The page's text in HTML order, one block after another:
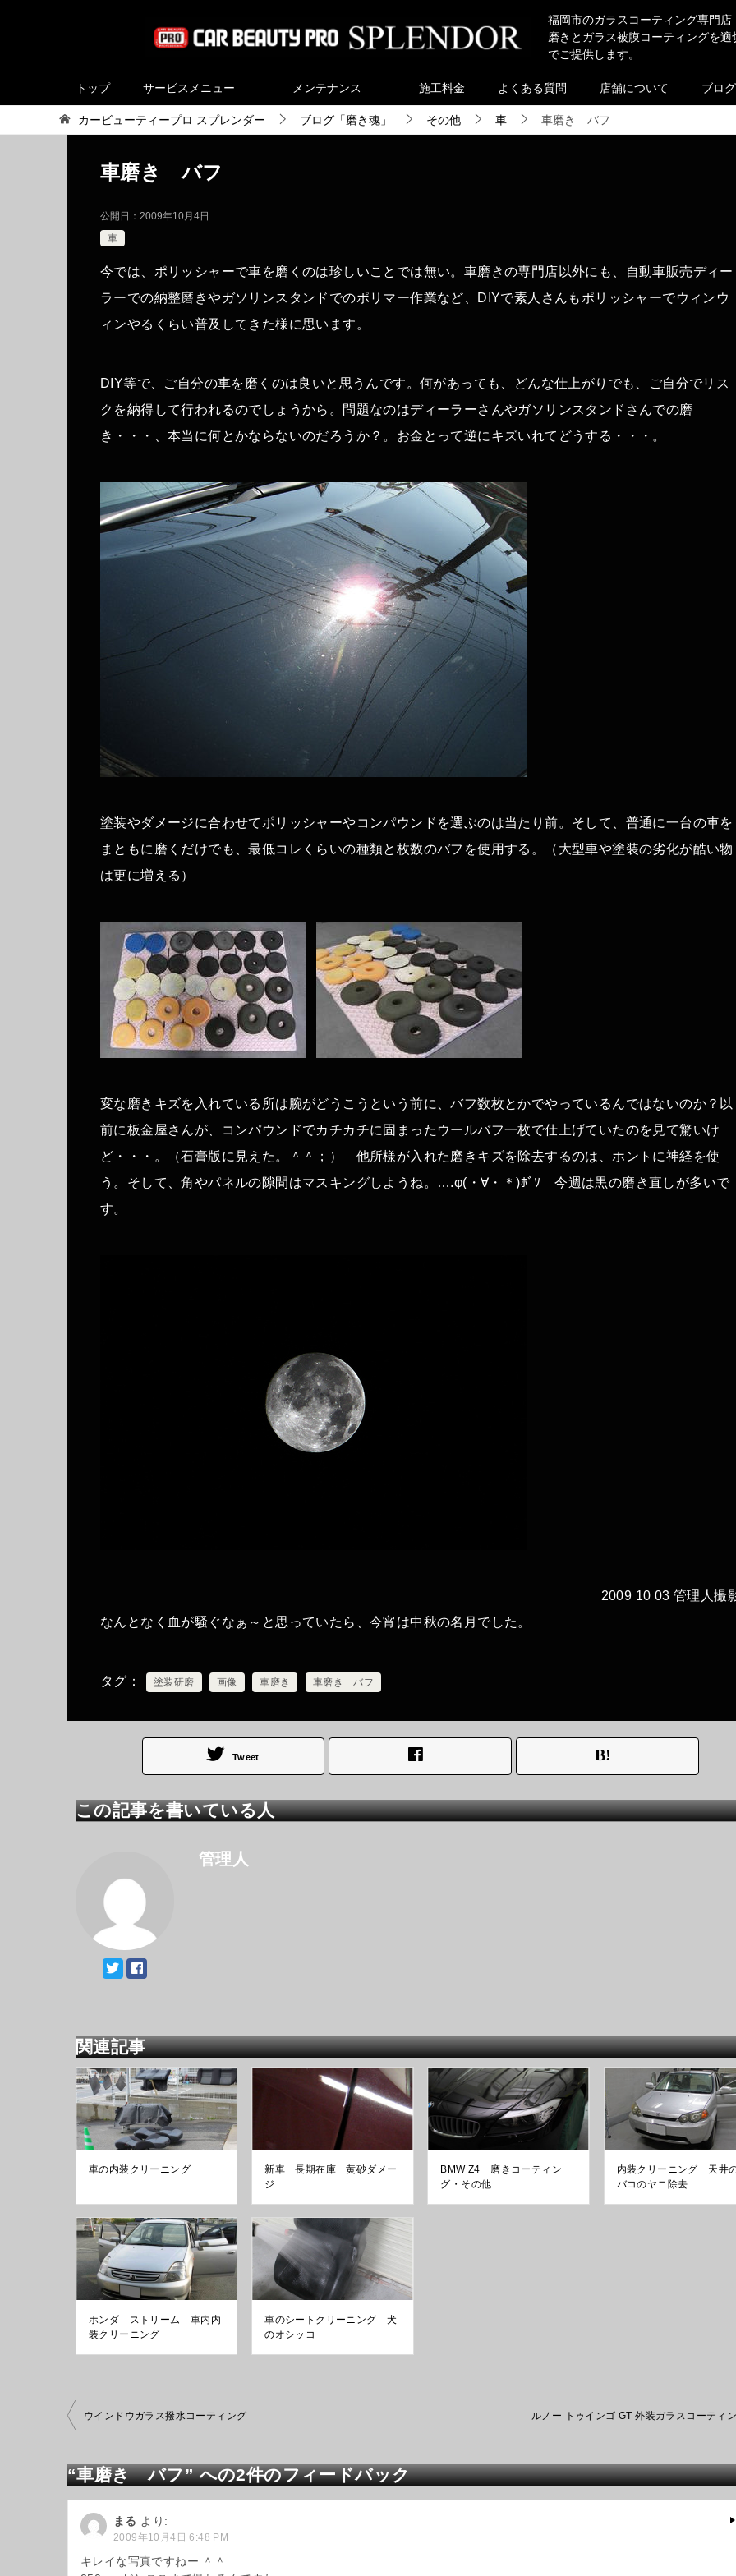
福岡市のガラスコーティング専門店
磨きとガラス被膜コーティングを適
でご提供します。
トップ サービスメニュー メンテナンス 施工料金 よくある質問 店舗について ブロ
カービューティープロ スプレンダー ブログ「磨き魂」 その他 車 車磨き バフ
車磨き バフ
公開日： 2009年10月4日
車
今では、ポリッシャーで車を磨くのは珍しいことでは無い。車磨きの専門店以外にも、自動車販売ディー
ラーでの納整磨きやガソリンスタンドでのポリマー作業など、DIYで素人さんもポリッシャーでウィンウ
ィンやるくらい普及してきた様に思います。
DIY等で、ご自分の車を磨くのは良いと思うんです。何があっても、どんな仕上がりでも、ご自分でリス
クを納得して行われるのでしょうから。問題なのはディーラーさんやガソリンスタンドさんでの磨
き・・・、本当に何とかならないのだろうか？。お金とって逆にキズいれてどうする・・・。
塗装やダメージに合わせてポリッシャーやコンパウンドを選ぶのは当たり前。そして、普通に一台の車を
まともに磨くだけでも、最低コレくらいの種類と枚数のバフを使用する。（大型車や塗装の劣化が酷い物
は更に増える）
変な磨きキズを入れている所は腕がどうこうという前に、バフ数枚とかでやっているんではないのか？以
前に板金屋さんが、コンパウンドでカチカチに固まったウールバフ一枚で仕上げていたのを見て驚いけ
ど・・・。（石膏版に見えた。＾＾；） 他所様が入れた磨きキズを除去するのは、ホントに神経を使
う。そして、角やパネルの隙間はマスキングしようね。….φ(・∀・＊)ﾎﾞｿ 今週は黒の磨き直しが多いで
す。
2009 10 03 管理人撮
なんとなく血が騒ぐなぁ～と思っていたら、今宵は中秋の名月でした。
タグ 塗装研磨 画像 車磨き 車磨き バフ
Tweet
この記事を書いている人
管理人
関連記事
車の内装クリーニング
新車 長期在庫 黄砂ダメー
ジ
BMW Z4 磨きコーティン
グ・その他
内装クリーニング 天井
バコのヤニ除去
ホンダ ストリーム 車内内
装クリーニング
車のシートクリーニング 犬
のオシッコ
投
稿
ビ
ゲ
ー
ョ
ン
ウインドウガラス撥水コーティング ルノー トゥインゴ GT 外装ガラスコーティ
“車磨き バフ” への2件のフィードバック
まる より:
2009年10月4日 6:48 PM
キレイな写真ですねー ＾＾